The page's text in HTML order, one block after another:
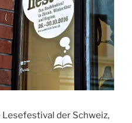
der Schweiz,